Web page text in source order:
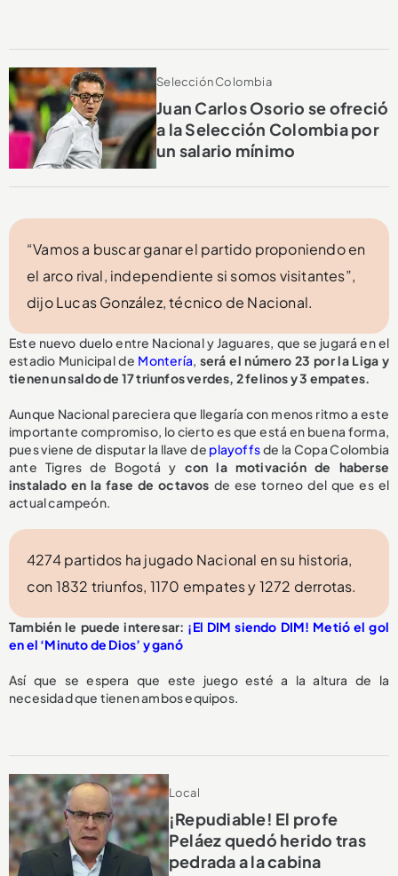
Selección Colombia
Juan Carlos Osorio se ofreció
a la Selección Colombia por
un salario mínimo
“Vamos a buscar ganar el partido proponiendo en
el arco rival, independiente si somos visitantes”,
dijo Lucas González, técnico de Nacional.
Este nuevo duelo entre Nacional y Jaguares, que se jugará en el
estadio Municipal de Montería, será el número 23 por la Liga y
tienen un saldo de 17 triunfos verdes, 2 felinos y 3 empates.
Aunque Nacional pareciera que llegaría con menos ritmo a este
importante compromiso, lo cierto es que está en buena forma,
pues viene de disputar la llave de playoffsde la Copa Colombia
ante Tigres de Bogotá y con la motivación de haberse
instalado en la fase de octavos de ese torneo del que es el
actual campeón.
4274 partidos ha jugado Nacional en su historia,
con 1832 triunfos, 1170 empates y 1272 derrotas.
También le puede interesar: ¡El DIM siendo DIM! Metió el gol
en el ‘Minuto de Dios’ y ganó
Así que se espera que este juego esté a la altura de la
necesidad que tienen ambos equipos.
Local
¡Repudiable! El profe
Peláez quedó herido tras
pedrada a la cabina